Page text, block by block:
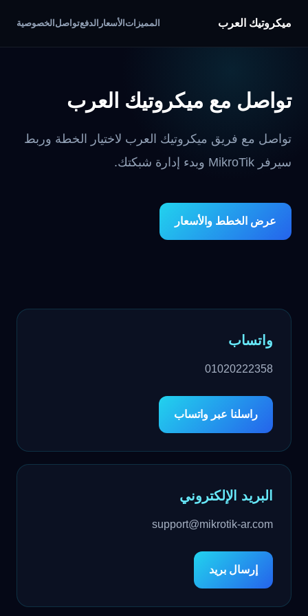
ميكروتيك العرب المميزات الأسعار الدفعتواصل الخصوصية
تواصل مع ميكروتيك العرب
تواصل مع فريق ميكروتيك العرب لاختيار الخطة وربط
سيرفر MikroTik وبدء إدارة شبكتك.
عرض الخطط والأسعار
واتساب
01020222358
راسلنا عبر واتساب
البريد الإلكتروني
support@mikrotik-ar.com
إرسال بريد